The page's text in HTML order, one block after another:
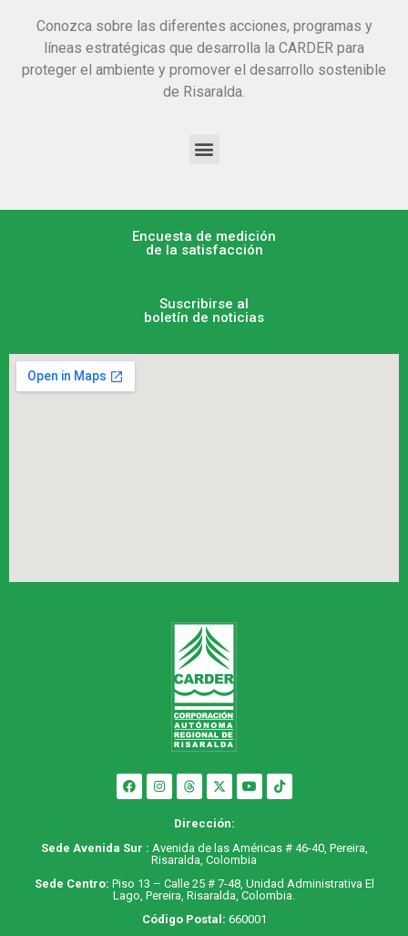
Conozca sobre las diferentes acciones, programas y
líneas estratégicas que desarrolla la CARDER para
proteger el ambiente y promover el desarrollo sostenible
de Risaralda.
Encuesta de medición
de la satisfacción
Suscribirse al
boletín de noticias
Dirección:
Sede Avenida Sur : Avenida de las Américas # 46-40, Pereira,
Risaralda, Colombia
Sede Centro: Piso 13 – Calle 25 # 7-48, Unidad Administrativa El
Lago, Pereira, Risaralda, Colombia.
Código Postal: 660001